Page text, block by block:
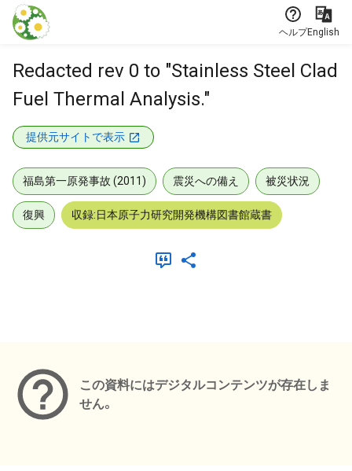
本文に飛ぶ
ヘルプEnglish
Redacted rev 0 to "Stainless Steel Clad
Fuel Thermal Analysis."
提供元サイトで表示
福島第一原発事故 (2011) 震災への備え 被災状況
復興 収録:日本原子力研究開発機構図書館蔵書
この資料にはデジタルコンテンツが存在しま
せん。